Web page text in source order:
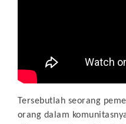
Tersebutlah seorang
orang dalam